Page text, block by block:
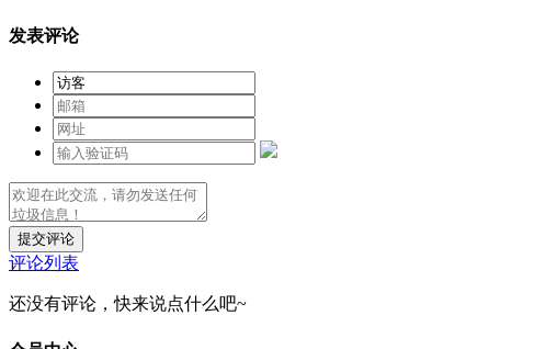
发表评论
提交评论
评论列表
还没有评论，快来说点什么吧~